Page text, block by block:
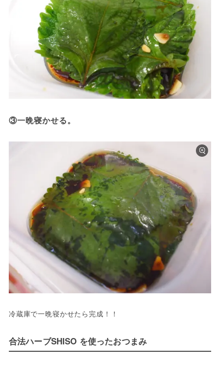
③一晩寝かせる。
冷蔵庫で一晩寝かせたら完成！！
合法ハーブSHISO を使ったおつまみ